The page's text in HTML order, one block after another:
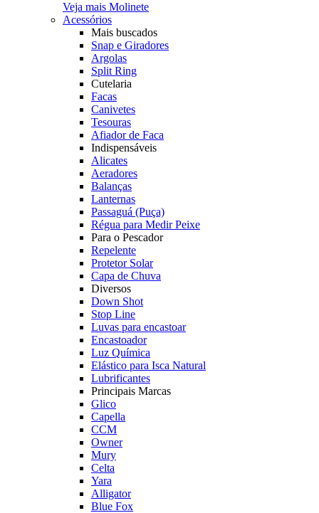
Veja mais Molinete
Acessórios
Mais buscados
Snap e Giradores
Argolas
Split Ring
Cutelaria
Facas
Canivetes
Tesouras
Afiador de Faca
Indispensáveis
Alicates
Aeradores
Balanças
Lanternas
Passaguá (Puça)
Régua para Medir Peixe
Para o Pescador
Repelente
Protetor Solar
Capa de Chuva
Diversos
Down Shot
Stop Line
Luvas para encastoar
Encastoador
Luz Química
Elástico para Isca Natural
Lubrificantes
Principais Marcas
Glico
Capella
CCM
Owner
Mury
Celta
Yara
Alligator
Blue Fox